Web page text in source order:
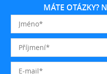
MÁTE OTÁZKY?